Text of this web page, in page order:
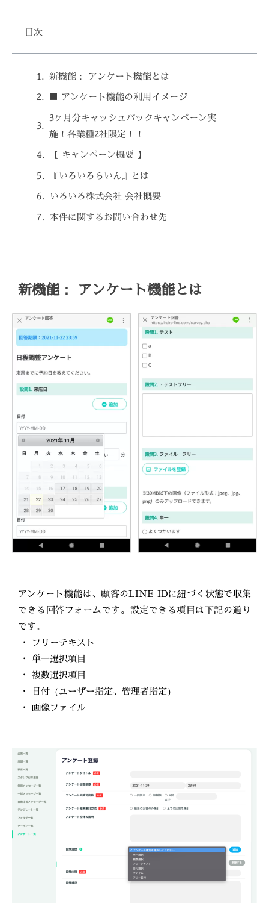
目次
新機能： アンケート機能とは
■ アンケート機能の利用イメージ
3ヶ月分キャッシュバックキャンペーン実
施！各業種2社限定！！
【 キャンペーン概要 】
『いろいろらいん』とは
いろいろ株式会社 会社概要
本件に関するお問い合わせ先
新機能： アンケート機能とは
アンケート機能は、顧客のLINE IDに紐づく状態で収集
できる回答フォームです。設定できる項目は下記の通り
です。
・ フリーテキスト
・ 単一選択項目
・ 複数選択項目
・ 日付（ユーザー指定、管理者指定）
・ 画像ファイル